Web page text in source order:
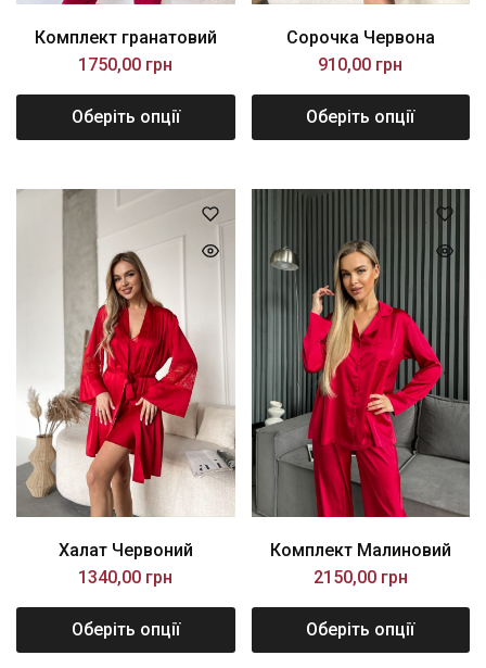
Комплект гранатовий
1750,00 грн
Оберіть опції
Сорочка Червона
910,00 грн
Оберіть опції
Халат Червоний
1340,00 грн
Оберіть опції
Комплект Малиновий
2150,00 грн
Оберіть опції